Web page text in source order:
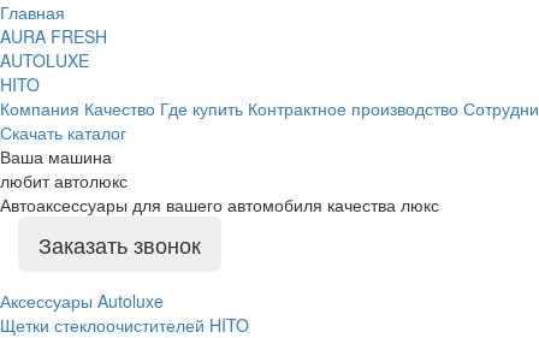
Главная
AURA FRESH
AUTOLUXE
HITO
Компания Качество Где купить Контрактное производство
Скачать каталог
Ваша машина
любит автолюкс
Автоаксессуары для вашего автомобиля качества люкс
Заказать звонок
Аксессуары Autoluxe
Щетки стеклоочистителей HITO